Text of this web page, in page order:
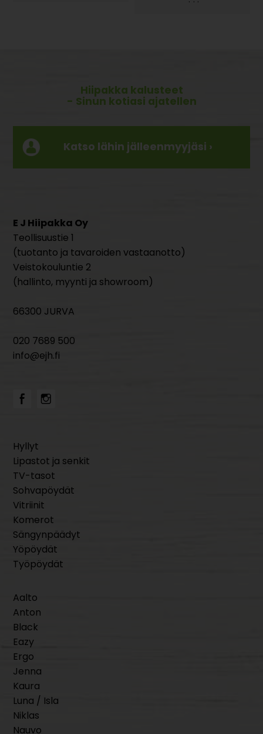
Hiipakka kalusteet
- Sinun kotiasi ajatellen
Katso lähin jälleenmyyjäsi ›
E J Hiipakka Oy
Teollisuustie 1
(tuotanto ja tavaroiden vastaanotto)
Veistokouluntie 2
(hallinto, myynti ja showroom)
66300 JURVA
020 7689 500
info@ejh.fi
Hyllyt
Lipastot ja senkit
TV-tasot
Sohvapöydät
Vitriinit
Komerot
Sängynpäädyt
Yöpöydät
Työpöydät
Aalto
Anton
Black
Eazy
Ergo
Jenna
Kaura
Luna / Isla
Niklas
Nauvo